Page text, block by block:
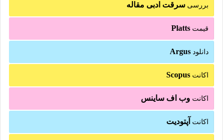
بررسی سرقت ادبی مقاله
قیمت Platts
دانلود Argus
اکانت Scopus
اکانت وب اف ساینس
اکانت آپتودیت